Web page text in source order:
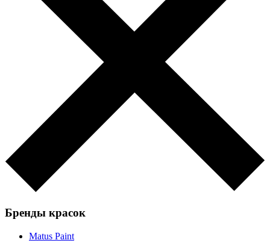
Бренды красок
Matus Paint